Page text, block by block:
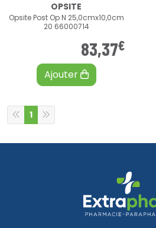
OPSITE
Opsite Post Op N 25,0cmx10,0cm
20 66000714
83,37€
Ajouter
1